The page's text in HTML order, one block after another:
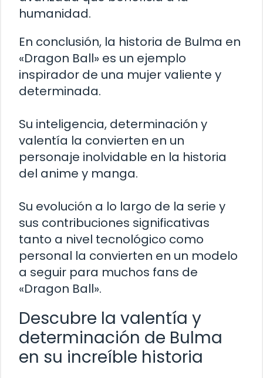
humanidad.
En conclusión, la historia de Bulma en
«Dragon Ball» es un ejemplo
inspirador de una mujer valiente y
determinada.
Su inteligencia, determinación y
valentía la convierten en un
personaje inolvidable en la historia
del anime y manga.
Su evolución a lo largo de la serie y
sus contribuciones significativas
tanto a nivel tecnológico como
personal la convierten en un modelo
a seguir para muchos fans de
«Dragon Ball».
Descubre la valentía y
determinación de Bulma
en su increíble historia